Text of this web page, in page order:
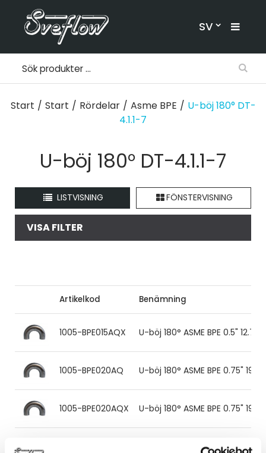
SV
Start / Start / Rördelar / Asme BPE / U-böj 180° DT-
4.1.1-7
U-böj 180° DT-4.1.1-7
LISTVISNING FÖNSTERVISNING
VISA FILTER
Artikelkod Benämning
1005-BPE015AQX U-böj 180° ASME BPE 0.5"
1005-BPE020AQ U-böj 180° ASME BPE 0.75"
1005-BPE020AQX U-böj 180° ASME BPE 0.75"
U-böj 180° ASME BPE 1.0"